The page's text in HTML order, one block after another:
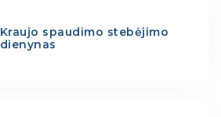
Kraujo spaudimo stebėjimo
dienynas